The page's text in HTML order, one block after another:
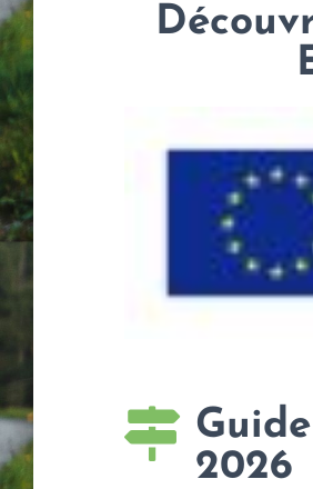
2026